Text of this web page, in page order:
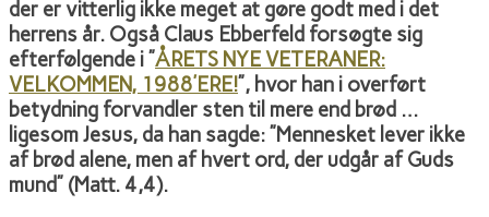
der er vitterlig ikke meget at gøre godt med i det
herrens år. Også Claus Ebberfeld forsøgte sig
efterfølgende i ”ÅRETS NYE VETERANER:
VELKOMMEN, 1988’ERE!”, hvor han i overført
betydning forvandler sten til mere end brød …
ligesom Jesus, da han sagde: ”Mennesket lever ikke
af brød alene, men af hvert ord, der udgår af Guds
mund” (Matt. 4,4).